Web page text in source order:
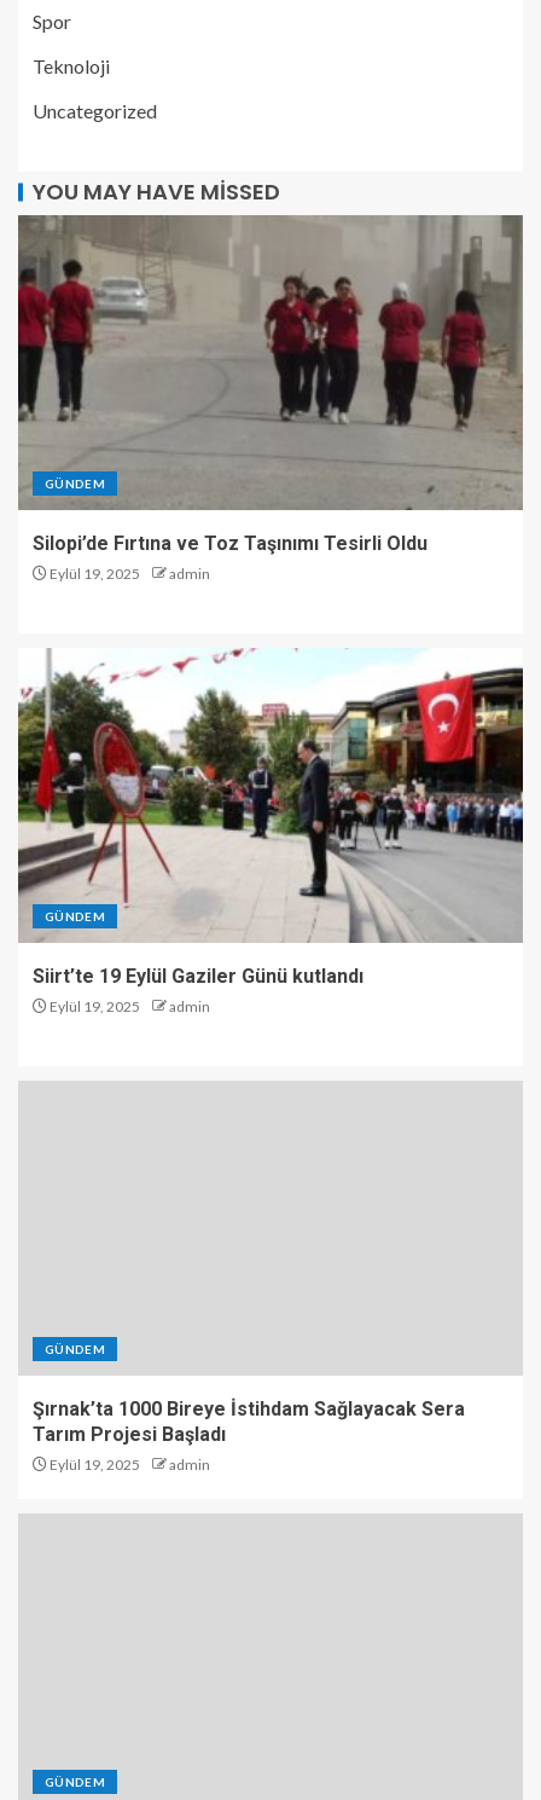
Spor
Teknoloji
Uncategorized
YOU MAY HAVE MISSED
GÜNDEM
Silopi’de Fırtına ve Toz Taşınımı Tesirli Oldu
Eylül 19, 2025 admin
GÜNDEM
Siirt’te 19 Eylül Gaziler Günü kutlandı
Eylül 19, 2025 admin
GÜNDEM
Şırnak’ta 1000 Bireye İstihdam Sağlayacak Sera
Tarım Projesi Başladı
Eylül 19, 2025 admin
GÜNDEM